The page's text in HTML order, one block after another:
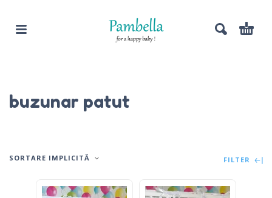
buzunar patut
SORTARE IMPLICITĂ FILTER